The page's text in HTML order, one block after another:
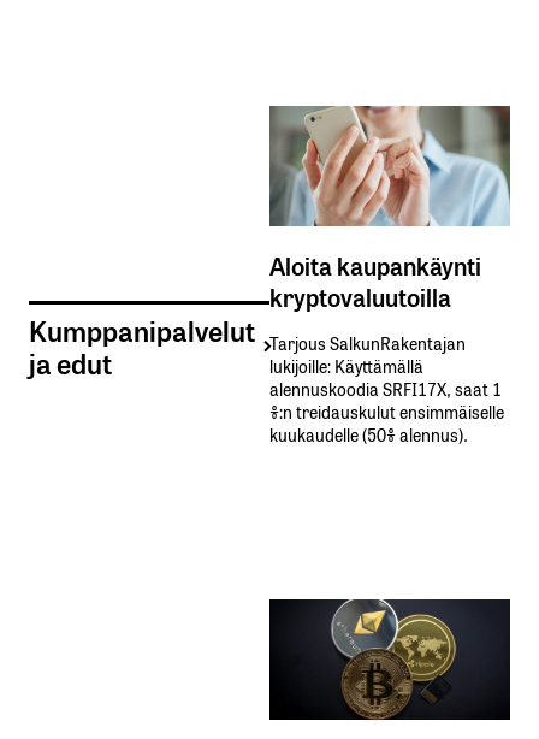
Kumppanipalvelut
ja edut
Aloita kaupankäynti
kryptovaluutoilla
Tarjous SalkunRakentajan
lukijoille: Käyttämällä​ ​
alennuskoodia​ ​SRFI17X,​ ​saat​ ​1
%:n treidauskulut​ ​ensimmäiselle​ ​
kuukaudelle​ ​(50%​ ​alennus).